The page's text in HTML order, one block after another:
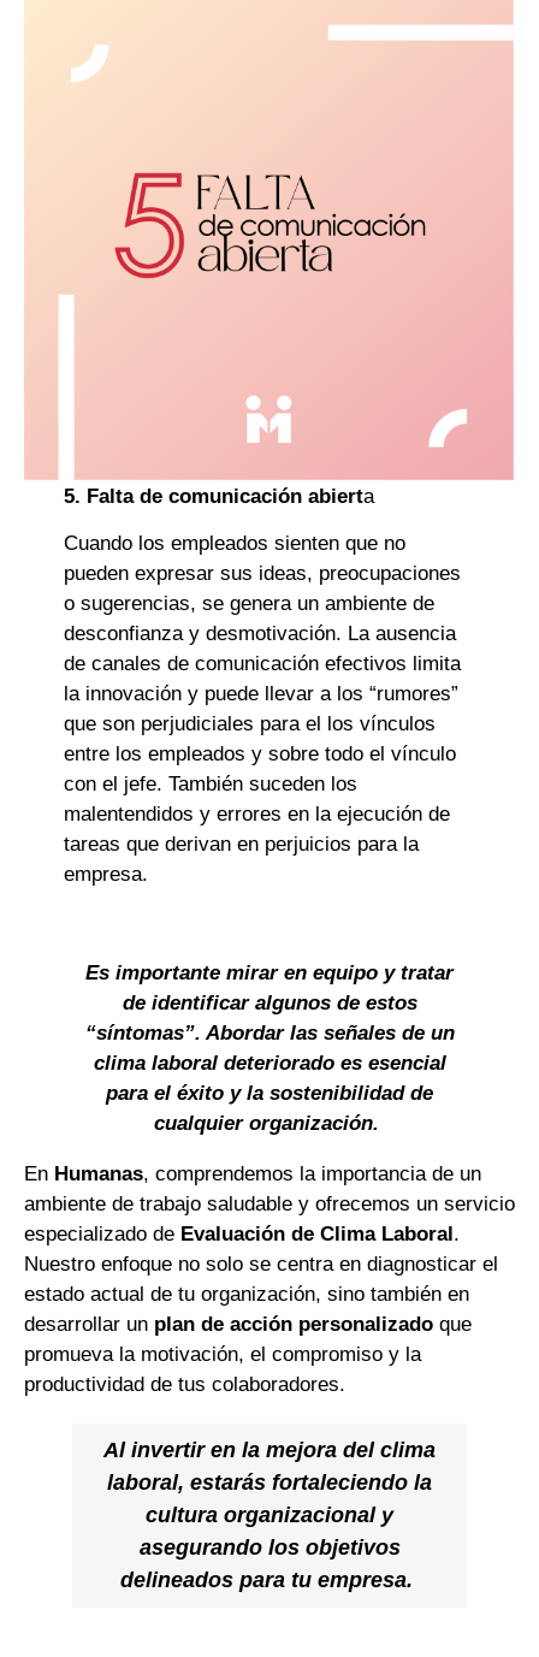
5. Falta de comunicación abierta
Cuando los empleados sienten que no
pueden expresar sus ideas, preocupaciones
o sugerencias, se genera un ambiente de
desconfianza y desmotivación. La ausencia
de canales de comunicación efectivos limita
la innovación y puede llevar a los “rumores”
que son perjudiciales para el los vínculos
entre los empleados y sobre todo el vínculo
con el jefe. También suceden los
malentendidos y errores en la ejecución de
tareas que derivan en perjuicios para la
empresa.
Es importante mirar en equipo y tratar
de identificar algunos de estos
“síntomas”. Abordar las señales de un
clima laboral deteriorado es esencial
para el éxito y la sostenibilidad de
cualquier organización.
En Humanas, comprendemos la importancia de un
ambiente de trabajo saludable y ofrecemos un servicio
especializado de Evaluación de Clima Laboral.
Nuestro enfoque no solo se centra en diagnosticar el
estado actual de tu organización, sino también en
desarrollar un plan de acción personalizado que
promueva la motivación, el compromiso y la
productividad de tus colaboradores.
Al invertir en la mejora del clima
laboral, estarás fortaleciendo la
cultura organizacional y
asegurando los objetivos
delineados para tu empresa.